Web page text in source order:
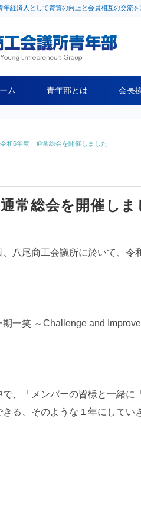
年経済人として資質の向上と会員相互の交流
ム 青年部とは 会長
令和6年度 通常総会を開催しました
常総会を開催しま
八尾商工会議所に於いて、令
一笑 ～Challenge and Improve
、「メンバーの皆様と一緒
きる、そのような１年にして